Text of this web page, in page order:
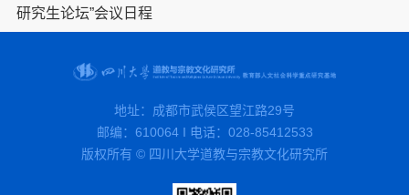
研究生论坛”会议日程
地址：成都市武侯区望江路29号
邮编：610064 I 电话：028-85412533
版权所有 © 四川大学道教与宗教文化研究所